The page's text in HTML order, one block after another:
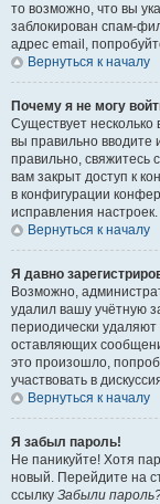
то возможно, что вы
заблокирован спам-
адрес email,
Вернуться к началу
Почему я не могу
Существует
вы правильно вводите
правильно, свяжитесь
вам закрыт доступ к
в конфигурации
исправления настроек.
Вернуться к началу
Я давно
Возможно,
удалил вашу учётную
периодически
оставляющих
это произошло,
участвовать в
Вернуться к началу
Я забыл пароль!
Не паникуйте! Хотя
новый. Перейдите на
ссылку Забыли